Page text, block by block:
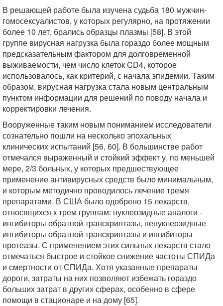
В решающей работе была изучена судьба 180 мужчин-
гомосексуалистов, у которых регулярно, на протяжении
более 10 лет, брались образцы плазмы [58]. В этой
группе вирусная нагрузка была гораздо более мощным
предсказательным фактором для долговременной
выживаемости, чем число клеток CD4, которое
использовалось, как критерий, с начала эпидемии. Таким
образом, вирусная нагрузка стала новым центральным
пунктом информации для решений по поводу начала и
корректировки лечения.
Вооруженные таким новым пониманием исследователи
сознательно пошли на несколько эпохальных
клинических испытаний [56, 60]. В большинстве работ
отмечался выраженный и стойкий эффект у, по меньшей
мере, 2/3 больных, у которых предшествующее
применение антивирусных средств было минимальным,
и которым методично проводилось лечение тремя
препаратами. В США было одобрено 15 лекарств,
относящихся к трем группам: нуклеозидные аналоги -
ингибиторы обратной транскриптазы, ненуклеозидные
ингибиторы обратной транскриптазы и ингибиторы
протеазы. С применением этих сильных лекарств стало
отмечаться быстрое и стойкое снижение частоты СПИДа
и смертности от СПИДа. Хотя указанные препараты
дороги, затраты на них позволяют избежать гораздо
больших затрат в других сферах, особенно в сфере
помощи в стационаре и на дому [65].